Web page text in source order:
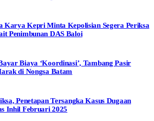
Karya Kepri Minta Kepolisian Segera Periksa
Penimbunan DAS Baloi
Biaya ‘Koordinasi’, Tambang Pasir
di Nongsa Batam
Penetapan Tersangka Kasus Dugaan
Inhil Februari 2025